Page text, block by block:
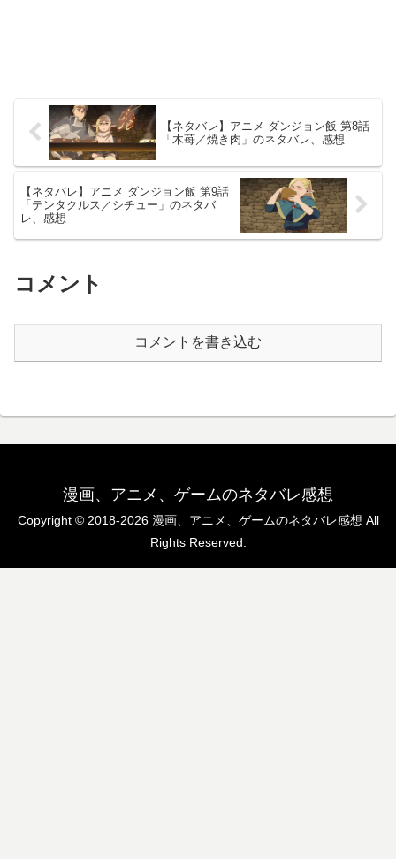
【ネタバレ】アニメ ダンジョン飯 第8話
「木苺／焼き肉」のネタバレ、感想
【ネタバレ】アニメ ダンジョン飯 第9話
「テンタクルス／シチュー」のネタバ
レ、感想
コメント
コメントを書き込む
漫画、アニメ、ゲームのネタバレ感想
Copyright © 2018-2026 漫画、アニメ、ゲームのネタバレ感想 All
Rights Reserved.